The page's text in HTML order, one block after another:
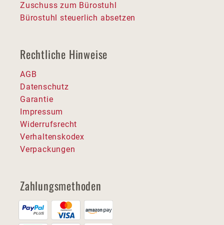
Zuschuss zum Bürostuhl
Bürostuhl steuerlich absetzen
Rechtliche Hinweise
AGB
Datenschutz
Garantie
Impressum
Widerrufsrecht
Verhaltenskodex
Verpackungen
Zahlungsmethoden